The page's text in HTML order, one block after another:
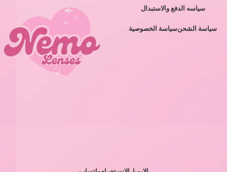
سياسه الدفع والاستبدال
سياسة الخصوصيةسياسة الشحن